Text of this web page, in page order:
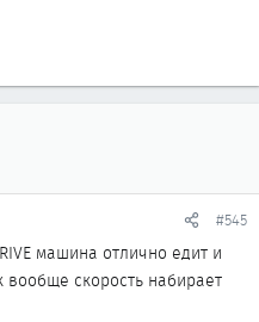
#545
машина отлично едит и
вообще скорость набирает